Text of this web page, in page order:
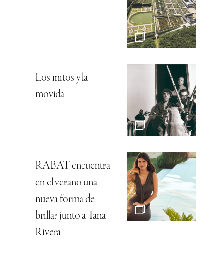
Los mitos y la
movida
RABAT encuentra
en el verano una
nueva forma de
brillar junto a Tana
Rivera